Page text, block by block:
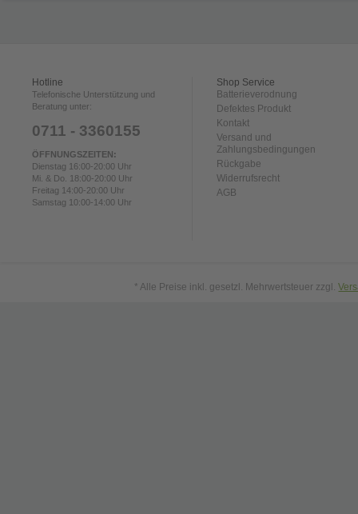
Hotline
Telefonische Unterstützung und
Beratung unter:
0711 - 3360155
ÖFFNUNGSZEITEN:
Dienstag 16:00-20:00 Uhr
Mi. & Do. 18:00-20:00 Uhr
Freitag 14:00-20:00 Uhr
Samstag 10:00-14:00 Uhr
Shop Service
Batterieverodnung
Defektes Produkt
Kontakt
Versand und
Zahlungsbedingungen
Rückgabe
Widerrufsrecht
AGB
* Alle Preise inkl. gesetzl. Mehrwertsteuer zzgl.